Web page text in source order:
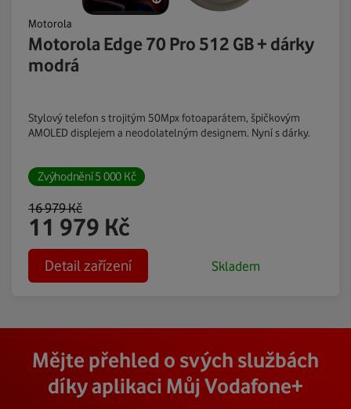
Motorola
Motorola Edge 70 Pro 512 GB + dárky
modrá
Stylový telefon s trojitým 50Mpx fotoaparátem, špičkovým
AMOLED displejem a neodolatelným designem. Nyní s dárky.
Zvýhodnění5 000 Kč
16 979Kč
11 979 Kč
Detail zařízení Skladem
Mějte přehled o svých službách
díky aplikaci Můj Vodafone+